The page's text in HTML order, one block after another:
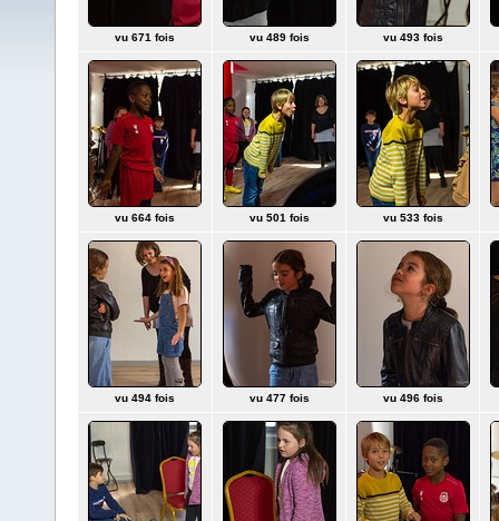
vu 671 fois vu 489 fois vu 493 fois
vu 664 fois vu 501 fois vu 533 fois
vu 494 fois vu 477 fois vu 496 fois